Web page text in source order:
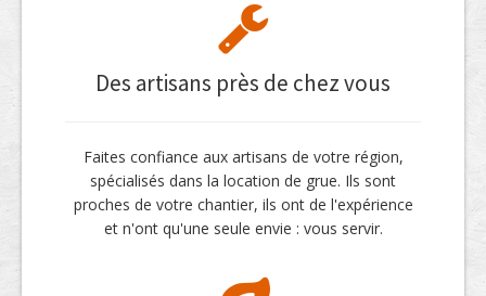
Des artisans près de chez vous
Faites confiance aux artisans de votre région,
spécialisés dans la location de grue. Ils sont
proches de votre chantier, ils ont de l'expérience
et n'ont qu'une seule envie : vous servir.